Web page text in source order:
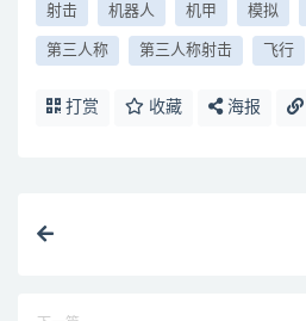
射击 机器人 机甲 模拟
第三人称 第三人称射击 飞行
打赏 收藏 海报